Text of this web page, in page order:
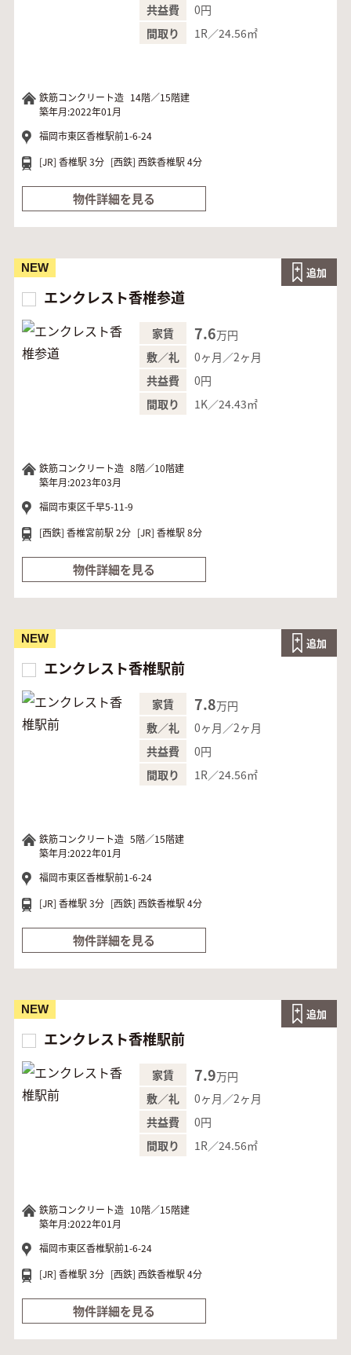
共益費
0円
間取り
1R／24.56㎡
鉄筋コンクリート造 14階／15階建
築年月:2022年01月
福岡市東区香椎駅前1-6-24
[JR] 香椎駅 3分 [西鉄] 西鉄香椎駅 4分
物件詳細を見る
エンクレスト香椎参道
NEW 追加
家賃 7.6万円
敷／礼
0ヶ月／2ヶ月
共益費
0円
間取り
1K／24.43㎡
鉄筋コンクリート造 8階／10階建
築年月:2023年03月
福岡市東区千早5-11-9
[西鉄] 香椎宮前駅 2分 [JR] 香椎駅 8分
物件詳細を見る
エンクレスト香椎駅前
NEW 追加
家賃 7.8万円
敷／礼
0ヶ月／2ヶ月
共益費
0円
間取り
1R／24.56㎡
鉄筋コンクリート造 5階／15階建
築年月:2022年01月
福岡市東区香椎駅前1-6-24
[JR] 香椎駅 3分 [西鉄] 西鉄香椎駅 4分
物件詳細を見る
エンクレスト香椎駅前
NEW 追加
家賃 7.9万円
敷／礼
0ヶ月／2ヶ月
共益費
0円
間取り
1R／24.56㎡
鉄筋コンクリート造 10階／15階建
築年月:2022年01月
福岡市東区香椎駅前1-6-24
[JR] 香椎駅 3分 [西鉄] 西鉄香椎駅 4分
物件詳細を見る